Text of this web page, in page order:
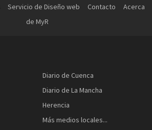
Servicio de Diseño web Contacto
Acerca
de MyR
Diario de Cuenca
Diario de La Mancha
Herencia
Más medios locales...